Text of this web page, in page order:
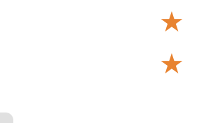
★
★